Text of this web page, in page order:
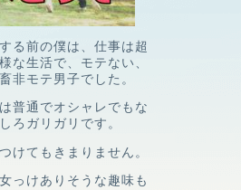
る前の僕は、 仕事は超
な生活で、 モテない、
非モテ男子でした。
普通でオシャレでもな
ろガリガリです。
けてもきまりません。
女っけありそうな趣味も